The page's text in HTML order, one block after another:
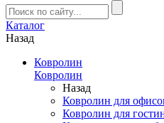
Каталог
Назад
Ковролин
Ковролин
Назад
Ковролин для
Ковролин для